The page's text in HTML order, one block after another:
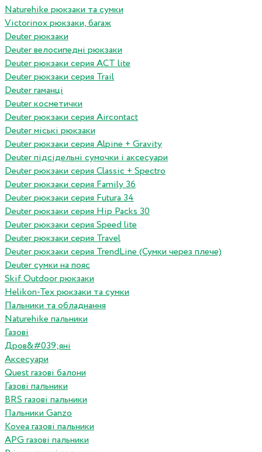
Naturehike рюкзаки та сумки
Victorinox рюкзаки, багаж
Deuter рюкзаки
Deuter велосипедні рюкзаки
Deuter рюкзаки серия ACT lite
Deuter рюкзаки серия Trail
Deuter гаманці
Deuter косметички
Deuter рюкзаки серия Aircontact
Deuter міські рюкзаки
Deuter рюкзаки серия Alpine + Gravity
Deuter підсідельні сумочки і аксесуари
Deuter рюкзаки серия Classic + Spectro
Deuter рюкзаки серия Family 36
Deuter рюкзаки серия Futura 34
Deuter рюкзаки серия Hip Packs 30
Deuter рюкзаки серия Speed lite
Deuter рюкзаки серия Travel
Deuter рюкзаки серия TrendLine (Сумки через плече)
Deuter сумки на пояс
Skif Outdoor рюкзаки
Helikon-Tex рюкзаки та сумки
Пальники та обладнання
Naturehike пальники
Газові
Дров&#039;яні
Аксесуари
Quest газові балони
Газові пальники
BRS газові пальники
Пальники Ganzo
Kovea газові пальники
APG газові пальники